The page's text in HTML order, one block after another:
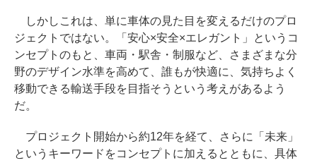
しかしこれは、単に車体の見た目を変えるだけのプロ
ジェクトではない。「安心×安全×エレガント」というコ
ンセプトのもと、車両・駅舎・制服など、さまざまな分
野のデザイン水準を高めて、誰もが快適に、気持ちよく
移動できる輸送手段を目指そうという考えがあるよう
だ。
プロジェクト開始から約12年を経て、さらに「未来」
というキーワードをコンセプトに加えるとともに、具体